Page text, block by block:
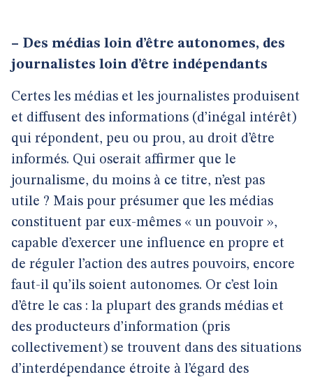
– Des médias loin d’être autonomes, des
journalistes loin d’être indépendants
Certes les médias et les journalistes produisent
et diffusent des informations (d’inégal intérêt)
qui répondent, peu ou prou, au droit d’être
informés. Qui oserait affirmer que le
journalisme, du moins à ce titre, n’est pas
utile ? Mais pour présumer que les médias
constituent par eux-mêmes « un pouvoir »,
capable d’exercer une influence en propre et
de réguler l’action des autres pouvoirs, encore
faut-il qu’ils soient autonomes. Or c’est loin
d’être le cas : la plupart des grands médias et
des producteurs d’information (pris
collectivement) se trouvent dans des situations
d’interdépendance étroite à l’égard des